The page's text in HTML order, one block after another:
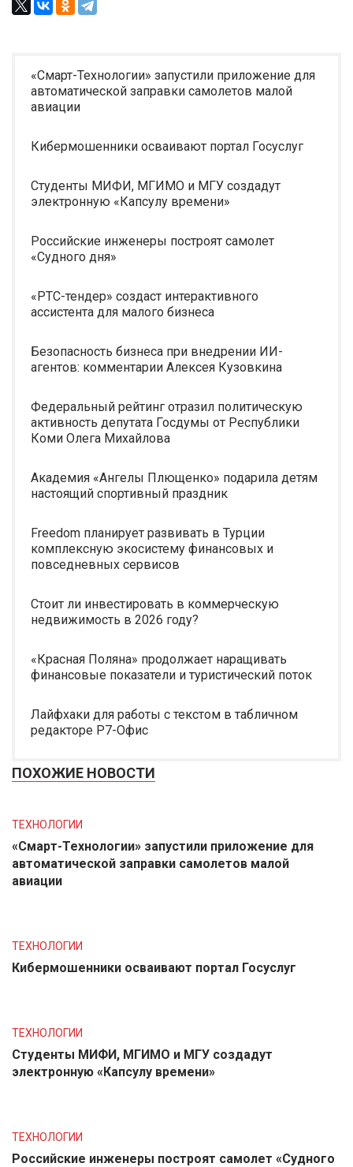
«Смарт-Технологии» запустили приложение для
автоматической заправки самолетов малой
авиации
Кибермошенники осваивают портал Госуслуг
Студенты МИФИ, МГИМО и МГУ создадут
электронную «Капсулу времени»
Российские инженеры построят самолет
«Судного дня»
«РТС-тендер» создаст интерактивного
ассистента для малого бизнеса
Безопасность бизнеса при внедрении ИИ-
агентов: комментарии Алексея Кузовкина
Федеральный рейтинг отразил политическую
активность депутата Госдумы от Республики
Коми Олега Михайлова
Академия «Ангелы Плющенко» подарила детям
настоящий спортивный праздник
Freedom планирует развивать в Турции
комплексную экосистему финансовых и
повседневных сервисов
Стоит ли инвестировать в коммерческую
недвижимость в 2026 году?
«Красная Поляна» продолжает наращивать
финансовые показатели и туристический поток
Лайфхаки для работы с текстом в табличном
редакторе Р7-Офис
ПОХОЖИЕ НОВОСТИ
ТЕХНОЛОГИИ
«Смарт-Технологии» запустили приложение для
автоматической заправки самолетов малой
авиации
ТЕХНОЛОГИИ
Кибермошенники осваивают портал Госуслуг
ТЕХНОЛОГИИ
Студенты МИФИ, МГИМО и МГУ создадут
электронную «Капсулу времени»
ТЕХНОЛОГИИ
Российские инженеры построят самолет «Судного